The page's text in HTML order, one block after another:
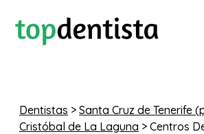
PARA CLÍNICAS DENTALES
Dentistas > Santa Cruz de Tenerife
Cristóbal de La Laguna > Centros